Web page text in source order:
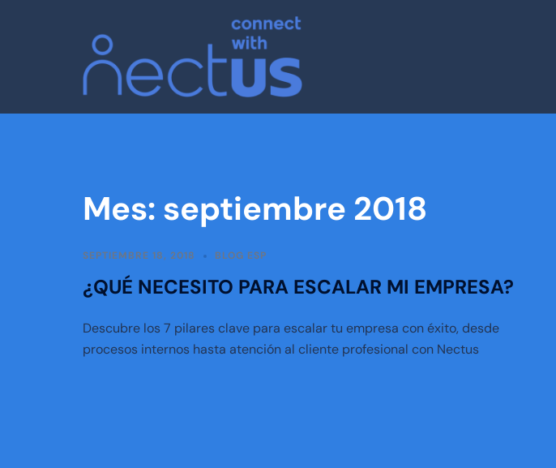
Mes: septiembre 2018
SEPTIEMBRE 18, 2018 BLOG ESP
¿QUÉ NECESITO PARA ESCALAR MI EMPRESA?
Descubre los 7 pilares clave para escalar tu empresa con éxito, desde
procesos internos hasta atención al cliente profesional con Nectus